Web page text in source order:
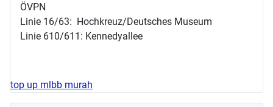
ÖVPN
Linie 16/63: Hochkreuz/Deutsches Museum
Linie 610/611: Kennedyallee
top up mlbb murah